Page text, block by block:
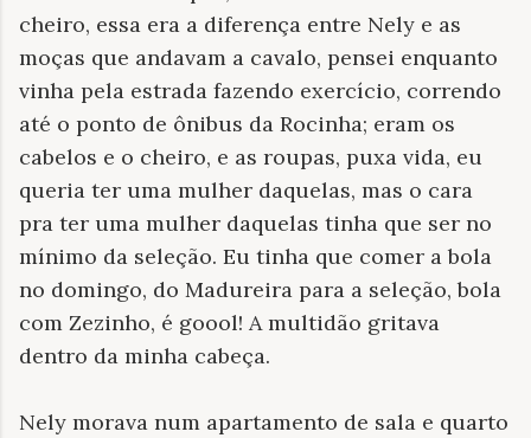
cheiro, essa era a diferença entre Nely e as
moças que andavam a cavalo, pensei enquanto
vinha pela estrada fazendo exercício, correndo
até o ponto de ônibus da Rocinha; eram os
cabelos e o cheiro, e as roupas, puxa vida, eu
queria ter uma mulher daquelas, mas o cara
pra ter uma mulher daquelas tinha que ser no
mínimo da seleção. Eu tinha que comer a bola
no domingo, do Madureira para a seleção, bola
com Zezinho, é goool! A multidão gritava
dentro da minha cabeça.
Nely morava num apartamento de sala e quarto